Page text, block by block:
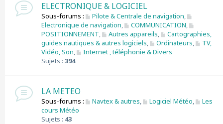
ELECTRONIQUE & LOGICIEL
Sous-forums : Pilote & Centrale de navigation,
Electronique de navigation, COMMUNICATION,
POSITIONNEMENT, Autres appareils,
Cartographies,
guides nautiques & autres logiciels, Ordinateurs,
TV,
Vidéo, Son,
Internet , téléphonie & Divers
Sujets : 394
LA METEO
Sous-forums : Navtex & autres, Logiciel Météo,
Les
cours Météo
Sujets : 43